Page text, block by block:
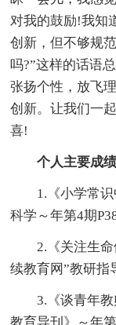
对我的鼓励!我知
创新，但不够规
吗?”这样的话语
张扬个性，放飞
创新。让我们一
喜!
个人主要成
1.《小学常
科学～年第4期
2.《关注生
续教育网”教研指
3.《谈青年
教育导刊》～年第